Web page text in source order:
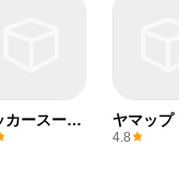
カースーパ
ー
ヤマップ
4.8